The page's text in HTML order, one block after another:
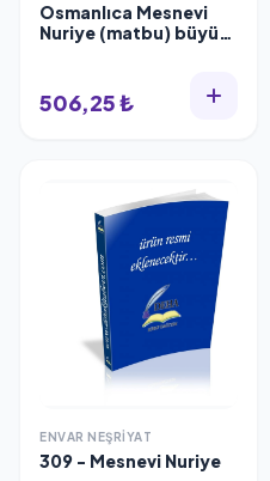
Osmanlıca Mesnevi
Nuriye (matbu) büyük
506,25 ₺
ENVAR NEŞRIYAT
309 - Mesnevi Nuriye